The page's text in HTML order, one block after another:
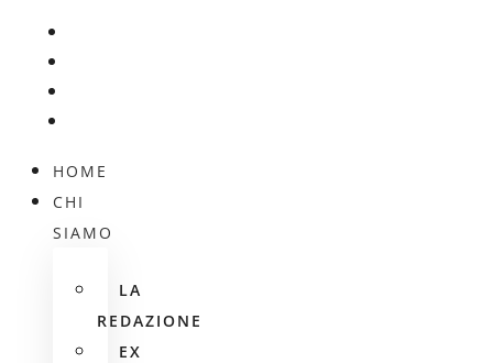
HOME
CHI
SIAMO
LA
REDAZIONE
EX